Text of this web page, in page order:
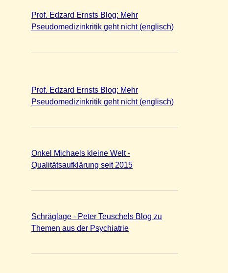
Prof. Edzard Ernsts Blog: Mehr
Pseudomedizinkritik geht nicht (englisch)
Prof. Edzard Ernsts Blog: Mehr
Pseudomedizinkritik geht nicht (englisch)
Onkel Michaels kleine Welt -
Qualitätsaufklärung seit 2015
Schräglage - Peter Teuschels Blog zu
Themen aus der Psychiatrie